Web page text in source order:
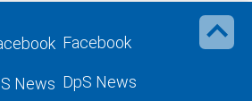
Facebook
DpS News